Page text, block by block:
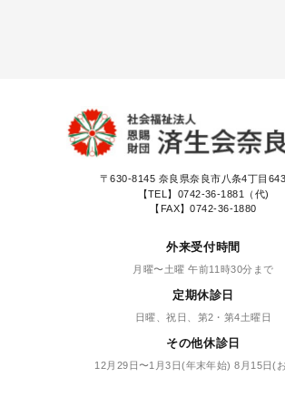
〒630-8145 奈良県奈良市八条4丁目
【TEL】 0742-36-1881（代)
【FAX】0742-36-1880
外来受付時間
月曜〜土曜 午前11時30分まで
定期休診日
日曜、祝日、第2・第4土曜日
その他休診日
12月29日〜1月3日(年末年始) 8月15日(